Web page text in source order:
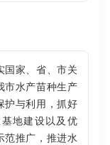
国家、省、市关
市水产苗种生产
护与利用，抓好
地建设以及优
范推广，推进水